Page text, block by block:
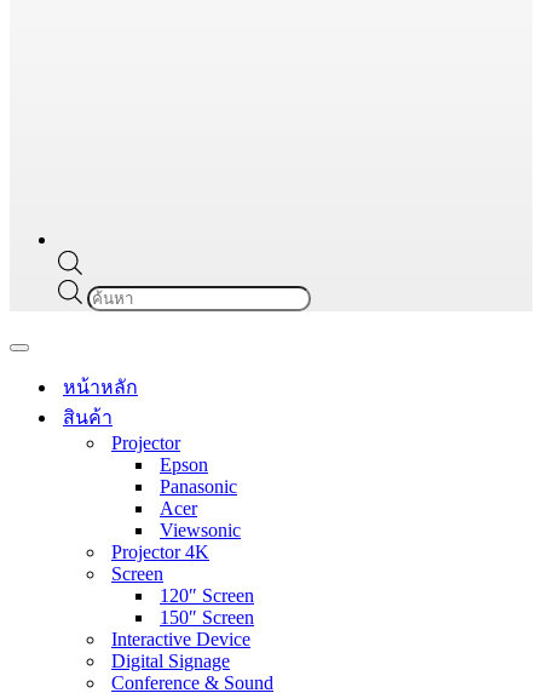
Products
search
Navigation
หน้าหลัก
สินค้า
Projector
Epson
Panasonic
Acer
Viewsonic
Projector 4K
Screen
120″ Screen
150″ Screen
Interactive Device
Digital Signage
Conference & Sound